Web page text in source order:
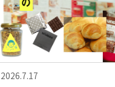
2026.7.17